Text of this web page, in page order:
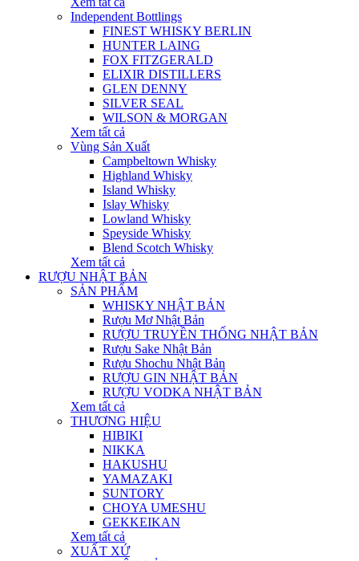
Independent Bottlings
FINEST WHISKY BERLIN
HUNTER LAING
FOX FITZGERALD
ELIXIR DISTILLERS
GLEN DENNY
SILVER SEAL
WILSON & MORGAN
Xem tất cả
Vùng Sản Xuất
Campbeltown Whisky
Highland Whisky
Island Whisky
Islay Whisky
Lowland Whisky
Speyside Whisky
Blend Scotch Whisky
Xem tất cả
RƯỢU NHẬT BẢN
SẢN PHẨM
WHISKY NHẬT BẢN
Rượu Mơ Nhật Bản
RƯỢU TRUYỀN THỐNG NHẬT BẢN
Rượu Sake Nhật Bản
Rượu Shochu Nhật Bản
RƯỢU GIN NHẬT BẢN
RƯỢU VODKA NHẬT BẢN
Xem tất cả
THƯƠNG HIỆU
HIBIKI
NIKKA
HAKUSHU
YAMAZAKI
SUNTORY
CHOYA UMESHU
GEKKEIKAN
Xem tất cả
XUẤT XỨ